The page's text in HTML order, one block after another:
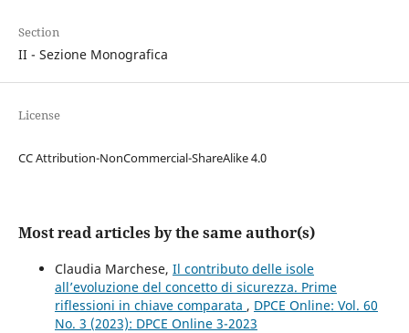
Section
II - Sezione Monografica
License
CC Attribution-NonCommercial-ShareAlike 4.0
Most read articles by the same author(s)
Claudia Marchese, Il contributo delle isole
all’evoluzione del concetto di sicurezza. Prime
riflessioni in chiave comparata , DPCE Online: Vol. 60
No. 3 (2023): DPCE Online 3-2023